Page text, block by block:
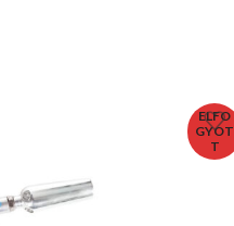
ELFO
GYOT
T